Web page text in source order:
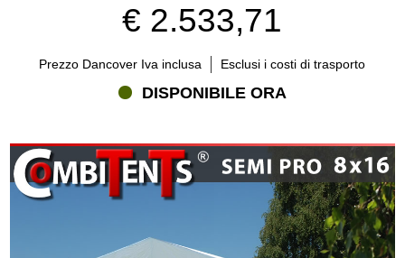
€ 2.533,71
Prezzo Dancover Iva inclusa Esclusi i costi di trasporto
DISPONIBILE ORA